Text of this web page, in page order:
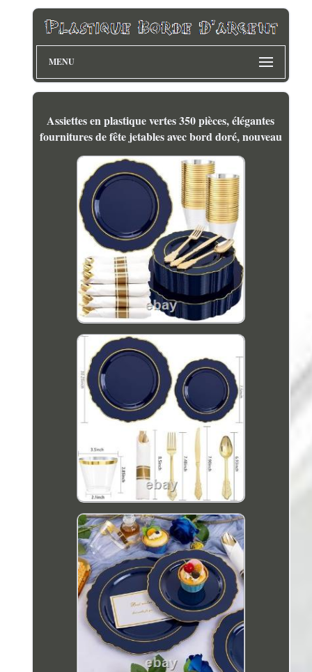
MENU
Assiettes en plastique vertes 350 pièces, élégantes
fournitures de fête jetables avec bord doré, nouveau